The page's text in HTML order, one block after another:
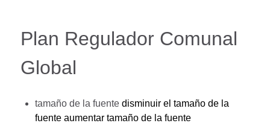
Plan Regulador Comunal
Global
tamaño de la fuente disminuir el tamaño de la
fuente aumentar tamaño de la fuente